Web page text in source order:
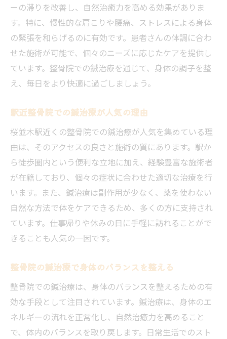
整骨院の鍼治療で元気を取り戻す
効果的な整骨院の鍼治療の受け方
整骨院の鍼治療で健康をサポート
鍼治療で整骨院の効果を実感する
整骨院での鍼治療のポイントとは
桜並木駅の整骨院で鍼治療を受ける利点
整骨院での鍼治療が選ばれる理由
駅近整骨院の鍼治療が魅力的な理由
整骨院での鍼治療で心身を癒す
整骨院鍼治療のメリットを享受する
整骨院の鍼治療で健康を維持する
桜並木駅の整骨院での快適ケア
整骨院の鍼治療で日常の疲れを癒す方法
日常の疲れを整骨院で解消する方法
鍼治療で整骨院の癒しを体感する
整骨院の鍼治療でリフレッシュ
ストレス解消に整骨院の鍼治療
桜並木駅の整骨院での癒し体験
ーの滞りを改善し、自然治癒力を高める効果がありま
す。特に、慢性的な肩こりや腰痛、ストレスによる身体
の緊張を和らげるのに有効です。患者さんの体調に合わ
せた施術が可能で、個々のニーズに応じたケアを提供し
ています。整骨院での鍼治療を通じて、身体の調子を整
え、毎日をより快適に過ごしましょう。
駅近整骨院での鍼治療が人気の理由
桜並木駅近くの整骨院での鍼治療が人気を集めている理
由は、そのアクセスの良さと施術の質にあります。駅か
ら徒歩圏内という便利な立地に加え、経験豊富な施術者
が在籍しており、個々の症状に合わせた適切な治療を行
います。また、鍼治療は副作用が少なく、薬を使わない
自然な方法で体をケアできるため、多くの方に支持され
ています。仕事帰りや休みの日に手軽に訪れることがで
きることも人気の一因です。
整骨院の鍼治療で身体のバランスを整える
整骨院での鍼治療は、身体のバランスを整えるための有
効な手段として注目されています。鍼治療は、身体のエ
ネルギーの流れを正常化し、自然治癒力を高めること
で、体内のバランスを取り戻します。日常生活でのスト